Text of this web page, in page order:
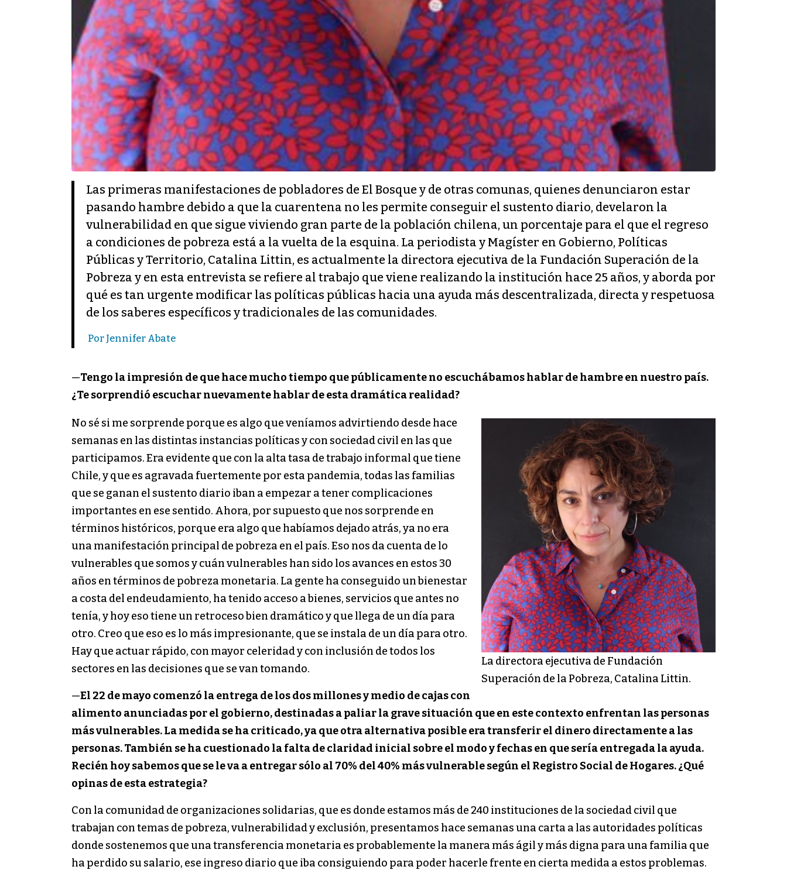
Las primeras manifestaciones de pobladores de El Bosque y de otras comunas, quienes denunciaron estar
pasando hambre debido a que la cuarentena no les permite conseguir el sustento diario, develaron la
vulnerabilidad en que sigue viviendo gran parte de la población chilena, un porcentaje para el que el regreso
a condiciones de pobreza está a la vuelta de la esquina. La periodista y Magíster en Gobierno, Políticas
Públicas y Territorio, Catalina Littin, es actualmente la directora ejecutiva de la Fundación Superación de la
Pobreza y en esta entrevista se refiere al trabajo que viene realizando la institución hace 25 años, y aborda por
qué es tan urgente modificar las políticas públicas hacia una ayuda más descentralizada, directa y respetuosa
de los saberes específicos y tradicionales de las comunidades.
Por Jennifer Abate
—Tengo la impresión de que hace mucho tiempo que públicamente no escuchábamos hablar de hambre en nuestro país.
¿Te sorprendió escuchar nuevamente hablar de esta dramática realidad?
La directora ejecutiva de Fundación
Superación de la Pobreza, Catalina Littin.
No sé si me sorprende porque es algo que veníamos advirtiendo desde hace
semanas en las distintas instancias políticas y con sociedad civil en las que
participamos. Era evidente que con la alta tasa de trabajo informal que tiene
Chile, y que es agravada fuertemente por esta pandemia, todas las familias
que se ganan el sustento diario iban a empezar a tener complicaciones
importantes en ese sentido. Ahora, por supuesto que nos sorprende en
términos históricos, porque era algo que habíamos dejado atrás, ya no era
una manifestación principal de pobreza en el país. Eso nos da cuenta de lo
vulnerables que somos y cuán vulnerables han sido los avances en estos 30
años en términos de pobreza monetaria. La gente ha conseguido un bienestar
a costa del endeudamiento, ha tenido acceso a bienes, servicios que antes no
tenía, y hoy eso tiene un retroceso bien dramático y que llega de un día para
otro. Creo que eso es lo más impresionante, que se instala de un día para otro.
Hay que actuar rápido, con mayor celeridad y con inclusión de todos los
sectores en las decisiones que se van tomando.
—El 22 de mayo comenzó la entrega de los dos millones y medio de cajas con
alimento anunciadas por el gobierno, destinadas a paliar la grave situación que en este contexto enfrentan las personas
más vulnerables. La medida se ha criticado, ya que otra alternativa posible era transferir el dinero directamente a las
personas. También se ha cuestionado la falta de claridad inicial sobre el modo y fechas en que sería entregada la ayuda.
Recién hoy sabemos que se le va a entregar sólo al 70% del 40% más vulnerable según el Registro Social de Hogares. ¿Qué
opinas de esta estrategia?
Con la comunidad de organizaciones solidarias, que es donde estamos más de 240 instituciones de la sociedad civil que
trabajan con temas de pobreza, vulnerabilidad y exclusión, presentamos hace semanas una carta a las autoridades políticas
donde sostenemos que una transferencia monetaria es probablemente la manera más ágil y más digna para una familia que
ha perdido su salario, ese ingreso diario que iba consiguiendo para poder hacerle frente en cierta medida a estos problemas.